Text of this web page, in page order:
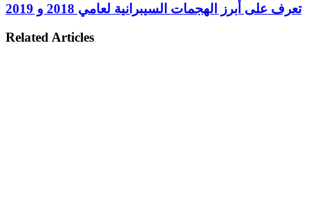
تعرف على أبرز الهجمات السيبرانية لعامي 2018 و 2019
Related Articles